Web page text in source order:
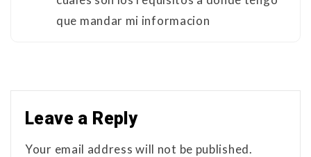
que mandar mi informacion
Leave a Reply
Your email address will not be published.